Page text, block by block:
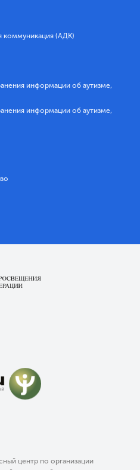
коммуникация (АДК)
информации об аутизме,
информации об аутизме,
центр по организации